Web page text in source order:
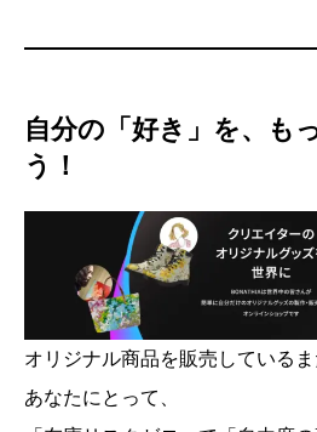
自分の「好き」を、も
う！
オリジナル商品を販売している
あなたにとって、